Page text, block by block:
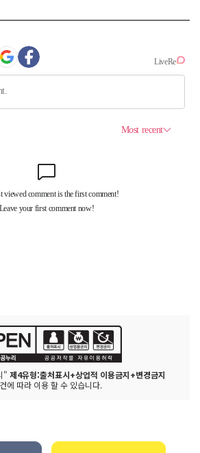
" 제4유형:출처표시+상업적 이용금지+변경금지
에 따라 이용 할 수 있습니다.